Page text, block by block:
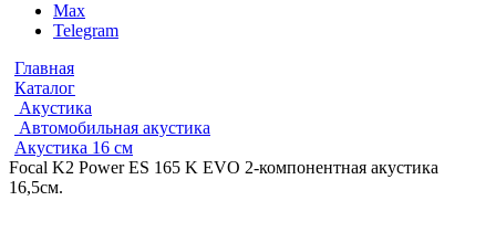
Max
Telegram
Главная
Каталог
Акустика
Автомобильная акустика
Акустика 16 см
Focal K2 Power ES 165 K EVO 2-компонентная акустика
16,5см.